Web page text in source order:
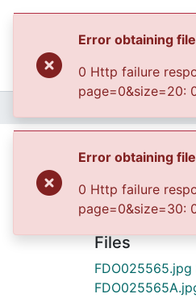
Nueva
Files
FDO025565.jpg
Error obtaining
0 Http failure
page=0&size=20:
Error obtaining
0 Http failure
page=0&size=30: